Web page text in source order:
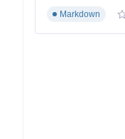
应用场景：三
Markdown